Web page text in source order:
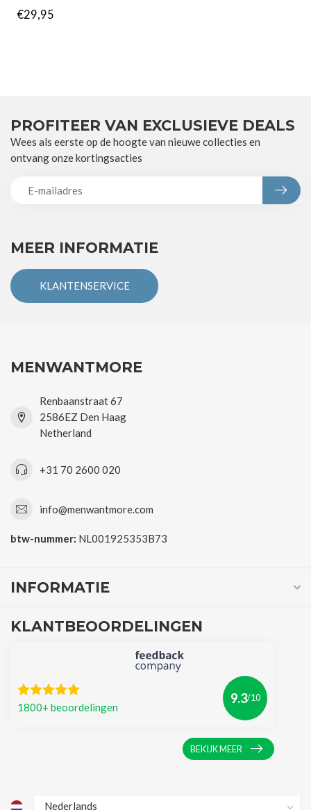
€29,95
MEER INFORMATIE
KLANTENSERVICE
PROFITEER VAN EXCLUSIEVE DEALS
Wees als eerste op de hoogte van nieuwe collecties en
ontvang onze kortingsacties
MENWANTMORE
Renbaanstraat 67
2586EZ Den Haag
Netherland
+31 70 2600 020
info@menwantmore.com
btw-nummer: NL001925353B73
INFORMATIE
KLANTBEOORDELINGEN
1800+ beoordelingen
9.3/10
BEKIJK MEER